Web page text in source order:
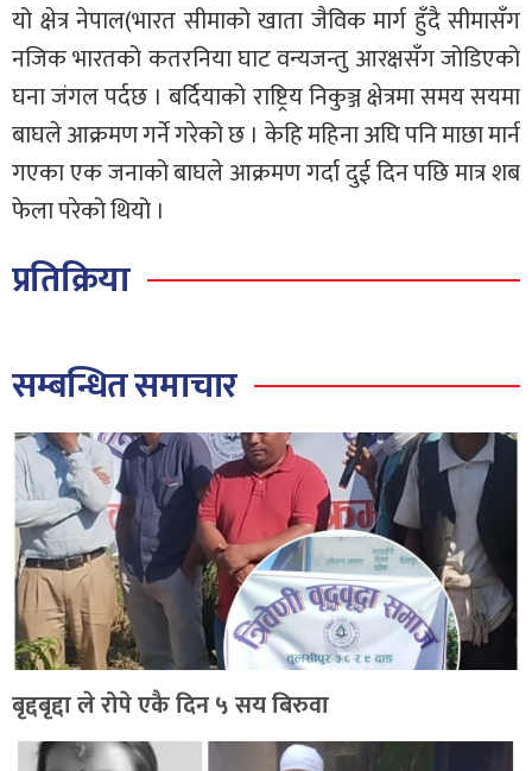
यो क्षेत्र नेपाल(भारत सीमाको खाता जैविक मार्ग हुँदै सीमासँग
नजिक भारतको कतरनिया घाट वन्यजन्तु आरक्षसँग जोडिएको
घना जंगल पर्दछ । बर्दियाको राष्ट्रिय निकुञ्ज क्षेत्रमा समय सयमा
बाघले आक्रमण गर्ने गरेको छ । केहि महिना अघि पनि माछा मार्न
गएका एक जनाको बाघले आक्रमण गर्दा दुई दिन पछि मात्र शब
फेला परेको थियो ।
प्रतिक्रिया
सम्बन्धित समाचार
बृद्दबृद्दा ले रोपे एकै दिन ५ सय बिरुवा